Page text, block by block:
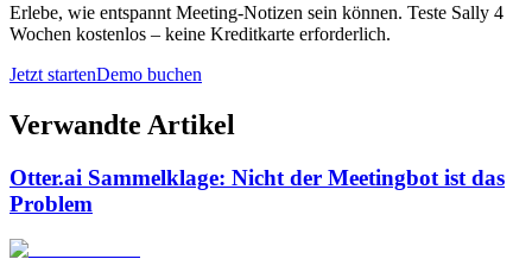
Erlebe, wie entspannt Meeting-Notizen sein können. Teste Sally 4
Wochen kostenlos – keine Kreditkarte erforderlich.
Jetzt startenDemo buchen
Verwandte Artikel
Otter.ai Sammelklage: Nicht der Meetingbot ist das
Problem